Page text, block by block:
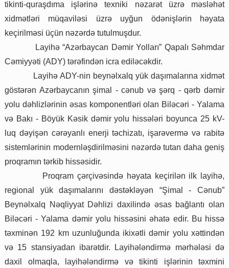
tikinti-quraşdıma işlərinə texniki nəzarət üzrə məsləhət
xidmətləri müqaviləsi üzrə uyğun ödənişlərin həyata
keçirilməsi üçün nəzərdə tutulmuşdur.
Layihə “Azərbaycan Dəmir Yolları” Qapalı Səhmdar
Cəmiyyəti (ADY) tərəfindən icra ediləcəkdir.
Layihə ADY-nin beynəlxalq yük daşımalarına xidmət
göstərən Azərbaycanın şimal - cənub və şərq - qərb dəmir
yolu dəhlizlərinin əsas komponentləri olan Biləcəri - Yalama
və Bakı - Böyük Kəsik dəmir yolu hissələri boyunca 25 kV-
luq dəyişən cərəyanlı enerji təchizatı, işarəvermə və rabitə
sistemlərinin modernləşdirilməsini nəzərdə tutan daha geniş
proqramın tərkib hissəsidir.
Proqram çərçivəsində həyata keçirilən ilk layihə,
regional yük daşımalarını dəstəkləyən “Şimal - Cənub”
Beynəlxalq Nəqliyyat Dəhlizi daxilində əsas bağlantı olan
Biləcəri - Yalama dəmir yolu hissəsini əhatə edir. Bu hissə
təxminən 192 km uzunluğunda ikixətli dəmir yolu xəttindən
və 15 stansiyadan ibarətdir. Layihələndirmə mərhələsi də
daxil olmaqla, layihələndirmə və tikinti işlərinin təxmini